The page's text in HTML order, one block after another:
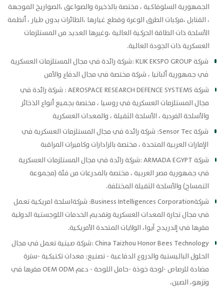
الجمهورية السلوفاكية ، مختصة بالذخيرة والصواعق ،الصواريخ الموجهة
، القنابل ،مركبات الطرق الوعرة وقطع غيارها ،الطائرات بدون طيار ، أنظمة
الأسلحة ذات الطاقة الحركية العالية ،وغيرها العديد من المستلزمات
العسكرية ذات الجودة العالية.
شركة KLIK EKSPO GROUP :شركة رائدة في مجال المستلزمات العسكرية
في جمهورية ألبانيا ، شركة مختصة في مجال الدفاع والأمن
شركة AEROSPACE RESEARCH DEFENCE SYSTEMS : شركة رائدة في
مجال المستلزمات العسكرية في روسيا ، مختصة بجميع أنواع الذخائر
والأسلحة الفردية ، الأسلحة الثقيلة ، والمعدات العسكرية
شركة Sensor Tec: شركة رائدة في مجال المستلزمات العسكرية في
الإمارات العربية المتحدة ، مختصة بالرادارات وكاميرات المراقبة
شركة ARMADA EGYPT :شركة رائدة في مجال المستلزمات العسكرية
في جمهورية مصر العربية ، مختصة بالمدرعات من فئة (مجموعة
التمساح) والأسلحة الثقيلة المختلفة.
شركةBusiness Intelligences Corporation: شركةاسلحة امريكية تعمل
في مجال تجارة المعدات العسكرية وتقديم الخدمات اللوجستية الدولية
مقرها في إلدريدج آيوا، الولايات المتحدة الأمريكية.
China Taizhou Honor Bees Technology :شركة صينية تعمل في مجال
الحلول الباليستية والدروع الدفاعية - تصنيع: معدات تكتيكية -سترة
مضادة للرصاص -لوحة خوذة -حامل اللوحة - دعم OEM ODM مقرها في
ونزهو، الصين،